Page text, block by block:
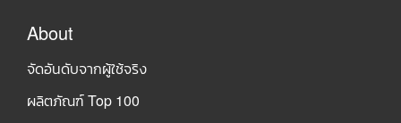
About
จัดอันดับจากผู้ใช้จริง
ผลิตภัณฑ์ Top 100